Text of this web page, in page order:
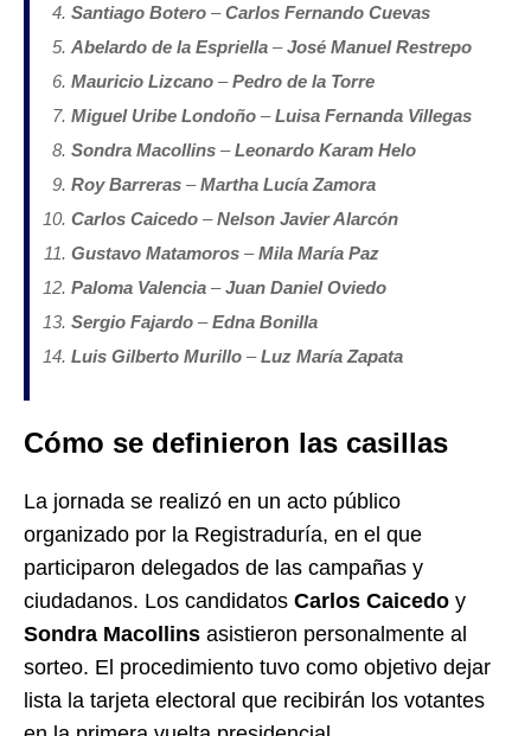
Santiago Botero –Carlos Fernando Cuevas
Abelardo de la Espriella –José Manuel Restrepo
Mauricio Lizcano –Pedro de la Torre
Miguel Uribe Londoño –Luisa Fernanda Villegas
Sondra Macollins –Leonardo Karam Helo
Roy Barreras –Martha Lucía Zamora
Carlos Caicedo –Nelson Javier Alarcón
Gustavo Matamoros –Mila María Paz
Paloma Valencia –Juan Daniel Oviedo
Sergio Fajardo –Edna Bonilla
Luis Gilberto Murillo –Luz María Zapata
Cómo se definieron las casillas
La jornada se realizó en un acto público
organizado por la Registraduría, en el que
participaron delegados de las campañas y
ciudadanos. Los candidatos Carlos Caicedo y
Sondra Macollins asistieron personalmente al
sorteo. El procedimiento tuvo como objetivo dejar
lista la tarjeta electoral que recibirán los votantes